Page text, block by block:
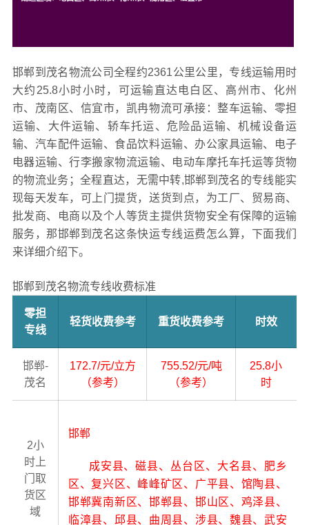
邯郸到茂名物流公司全程约2361公里公里，专线运输用时
大约25.8小时小时，可运输直达电白区、高州市、化州
市、茂南区、信宜市，凯冉物流可承接：整车运输、零担
运输、大件运输、轿车托运、危险品运输、机械设备运
输、汽车配件运输、食品饮料运输、办公家具运输、电子
电器运输、行李搬家物流运输、电动车摩托车托运等货物
的物流业务；全程直达，无需中转,邯郸到茂名的专线能实
现每天发车，可上门提货，送货到点，为工厂、贸易商、
批发商、电商以及个人等货主提供货物安全有保障的运输
服务，那邯郸到茂名这条快运专线运费怎么算，下面我们
来详细介绍下。
邯郸到茂名物流专线收费标准
零担
专线
轻货收费参考 重货收费参考 时效
邯郸-
茂名
172.7/元/立方
（参考）
755.52/元/吨
（参考）
25.8小
时
2小
时上
门取
货区
域
邯郸
成安县、磁县、丛台区、大名县、肥乡
区、复兴区、峰峰矿区、广平县、馆陶县、
邯郸冀南新区、邯郸县、邯山区、鸡泽县、
临漳县、邱县、曲周县、涉县、魏县、武安